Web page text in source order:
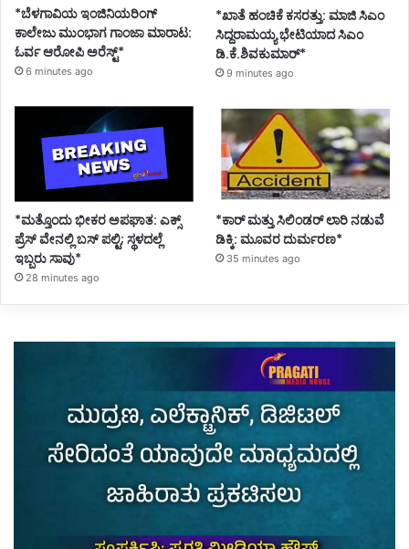
*ಬೆಳಗಾವಿಯ ಇಂಜಿನಿಯರಿಂಗ್‌
ಕಾಲೇಜು ಮುಂಭಾಗ ಗಾಂಜಾ ಮಾರಾಟ:
ಓರ್ವ ಆರೋಪಿ ಅರೆಸ್ಟ್*
6 minutes ago
*ಖಾತೆ ಹಂಚಿಕೆ ಕಸರತ್ತು: ಮಾಜಿ ಸಿಎಂ
ಸಿದ್ದರಾಮಯ್ಯ ಭೇಟಿಯಾದ ಸಿಎಂ
ಡಿ.ಕೆ.ಶಿವಕುಮಾರ್*
9 minutes ago
*ಮತ್ತೊಂದು ಭೀಕರ ಅಪಘಾತ: ಎಕ್ಸ್
ಪ್ರೆಸ್ ವೇನಲ್ಲಿ ಬಸ್ ಪಲ್ಟಿ; ಸ್ಥಳದಲ್ಲೆ
ಇಬ್ಬರು ಸಾವು*
28 minutes ago
*ಕಾರ್ ಮತ್ತು ಸಿಲಿಂಡ‌ರ್ ಲಾರಿ ನಡುವೆ
ಡಿಕ್ಕಿ: ಮೂವರ ದುರ್ಮರಣ*
35 minutes ago